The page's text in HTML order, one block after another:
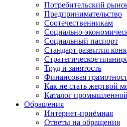
Потребительский
Предпринимательство
Соотечественникам
Социально-
Социальный паспорт
Стандарт развития
Стратегическое
Труд и занятость
Финансовая
Как не стать жертвой
Каталог
Обращения
Интернет-приёмная
Ответы на обращения